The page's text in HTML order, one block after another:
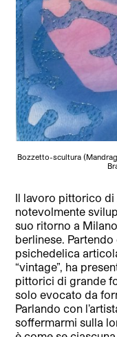
Bozzetto-scultura
Il lavoro pittorico di
notevolmente
suo ritorno a
berlinese.
psichedelica
“vintage”, ha
pittorici di grande
solo evocato da
Parlando con
soffermarmi sulla